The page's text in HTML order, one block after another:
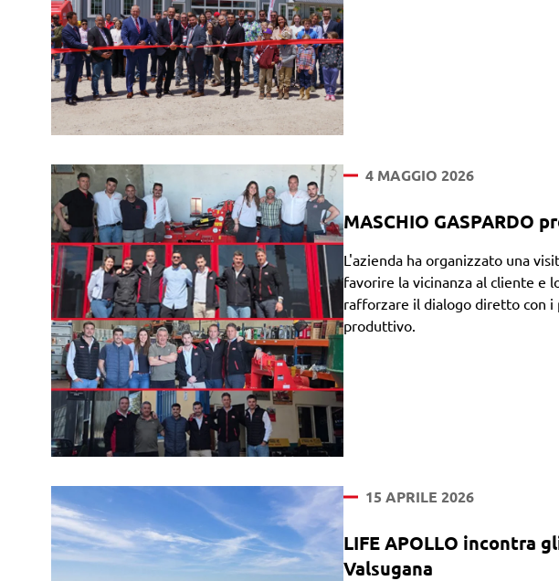
4 MAGGIO 2026
MASCHIO
L'azienda ha organizzato una
favorire la vicinanza al cliente e
rafforzare il dialogo diretto con
produttivo.
15 APRILE 2026
LIFE APOLLO incontra
Valsugana